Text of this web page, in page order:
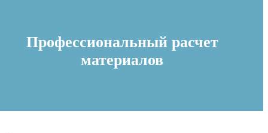
Профессиональный расчет
материалов